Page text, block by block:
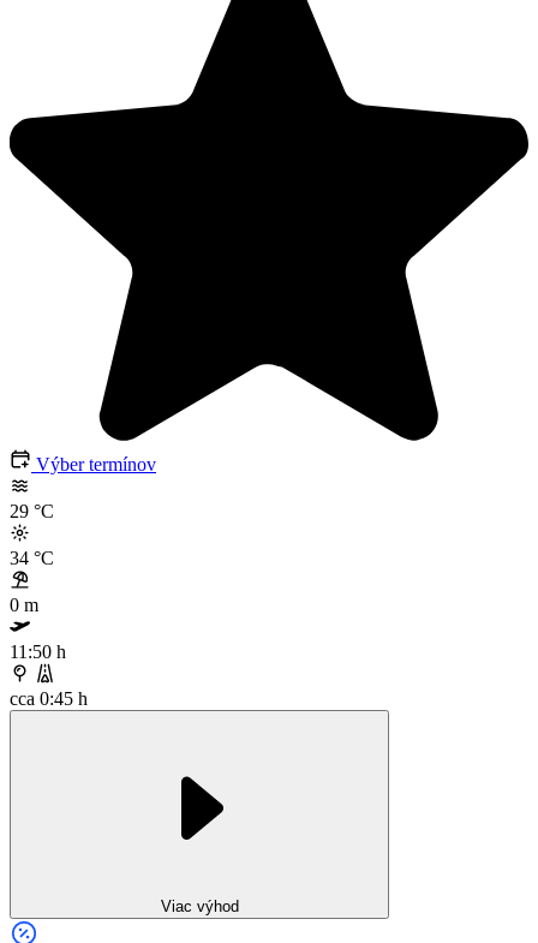
Výber termínov
29 °C
34 °C
0 m
11:50 h
cca 0:45 h
Viac výhod